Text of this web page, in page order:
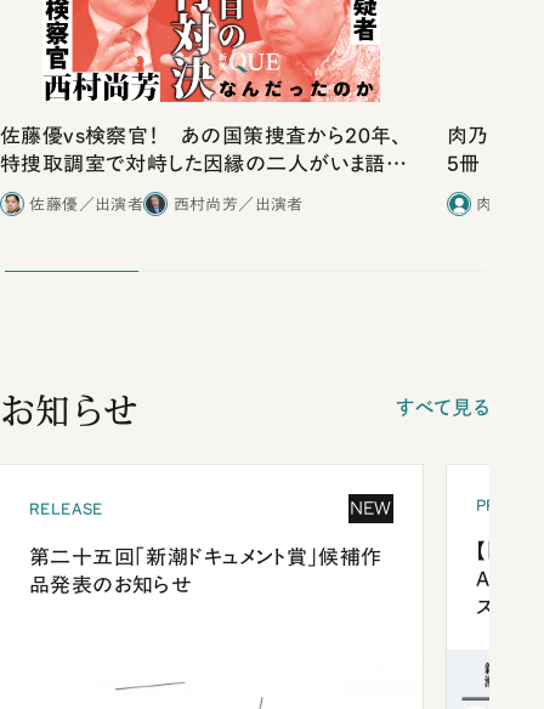
佐藤優vs検察官！ あの国策捜査から20年、
特捜取調室で対峙した因縁の二人がいま語り
合ったこと
佐藤優／出演者 西村尚芳／出演者
肉乃小路
5冊
肉乃小路
お知らせ すべて見る
RELEASE NEW
第二十五回「新潮ドキュメント賞」候補作
品発表のお知らせ
【「新
ズプレ